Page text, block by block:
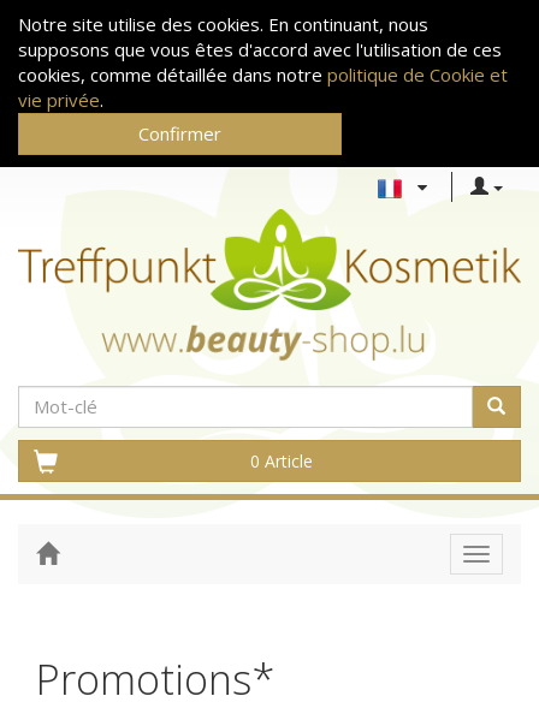
Notre site utilise des cookies. En continuant, nous
supposons que vous êtes d'accord avec l'utilisation de ces
cookies, comme détaillée dans notre politique de Cookie et
vie privée.
Confirmer
0 Article
Toggle
Promotions*